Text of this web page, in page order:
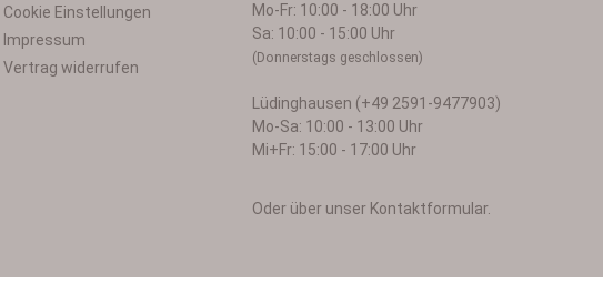
Mo-Fr: 10:00 - 18:00 Uhr
Sa: 10:00 - 15:00 Uhr
(Donnerstags geschlossen)
Lüdinghausen (+49 2591-9477903)
Mo-Sa: 10:00 - 13:00 Uhr
Mi+Fr: 15:00 - 17:00 Uhr
Oder über unser Kontaktformular.
Cookie Einstellungen
Impressum
Vertrag widerrufen